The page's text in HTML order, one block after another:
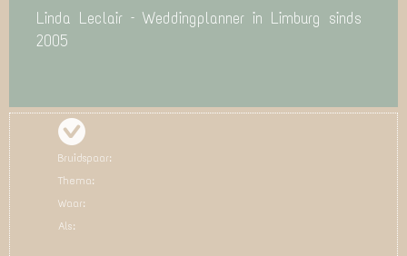
Linda Leclair – Weddingplanner in Limburg sinds
2005
Bruidspaar:
Thema:
Waar:
Als: